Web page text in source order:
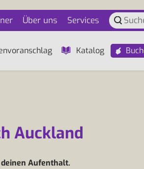
Über uns Services
Katalog
Auckland
Aufenthalt.